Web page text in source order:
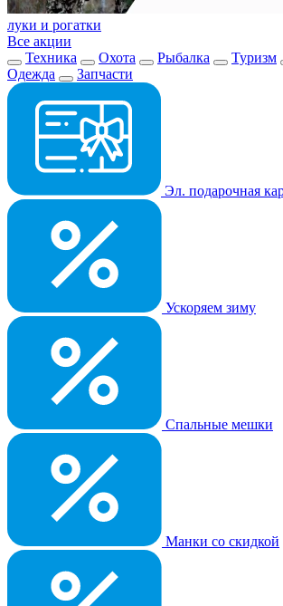
луки и рогатки
Все акции
Техника
Охота Рыбалка Туризм
Одежда
Запчасти
Эл. подарочная
Ускоряем зиму
Спальные мешки
Манки со скидкой